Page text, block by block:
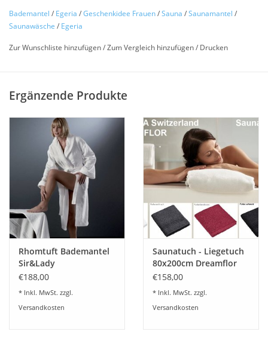
Bademantel besteht aus weichem und angenehmem Material
und besticht auch durch sein besonderes Design: Lässt sich
dank Waschmaschinen- und Trocknereignung sehr gut
Bademantel in Langform
Mit Kapuze
Mit Gürtel
Mit aufgesetzten Taschen
Material/ Qualität:
Walkfrottee, 100% Baumwolle, Flächengewicht in g/m²: ca.
360
Stückgefärbt
Pflegehinweis:
60°C - Maschinenwäsche
Pflegeleicht
Trocknergeeignet
Bademantel / Egeria /Geschenkidee Frauen/Sauna /Saunamantel /
Saunawäsche / Egeria
Zur Wunschliste hinzufügen/Zum Vergleich hinzufügen/ Drucken
Ergänzende Produkte
Rhomtuft Bademantel
Sir&Lady
€188,00
* Inkl. MwSt. zzgl.
Versandkosten
Saunatuch - Liegetuch
80x200cm Dreamflor
Weseta Switzerland
€158,00
* Inkl. MwSt. zzgl.
Versandkosten